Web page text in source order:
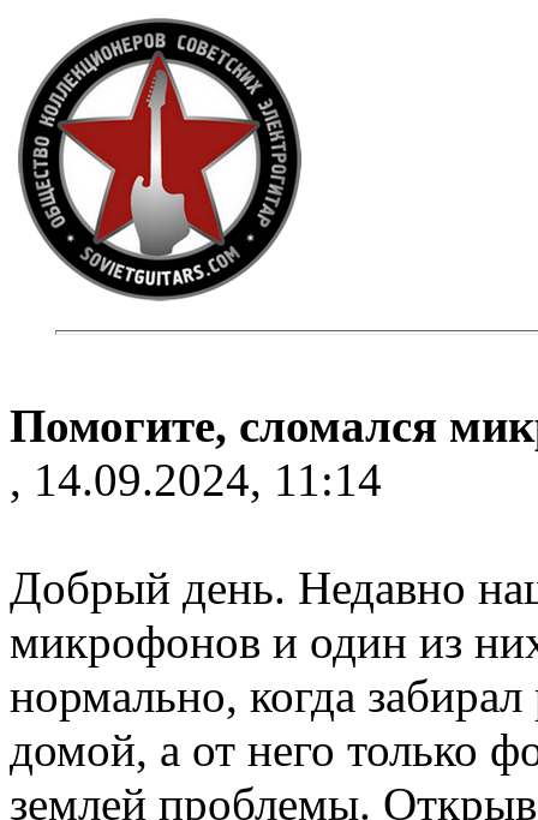
Помогите, сломался
, 14.09.2024, 11:14
Добрый день. Недавно
микрофонов и один из
нормально, когда
домой, а от него только
землей проблемы.